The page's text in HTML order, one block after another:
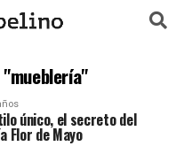
único, el secreto del
Flor de Mayo